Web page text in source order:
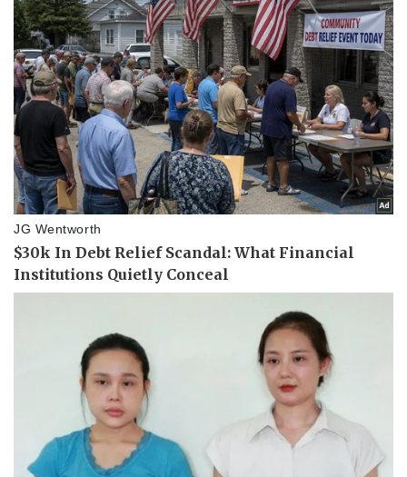
Pháp luật
Vụ án
Tin nóng
Vũ khí
Việt Nam